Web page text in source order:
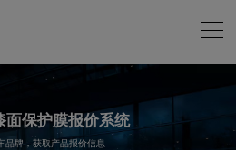
面保护膜报价系统
品牌，获取产品报价信息